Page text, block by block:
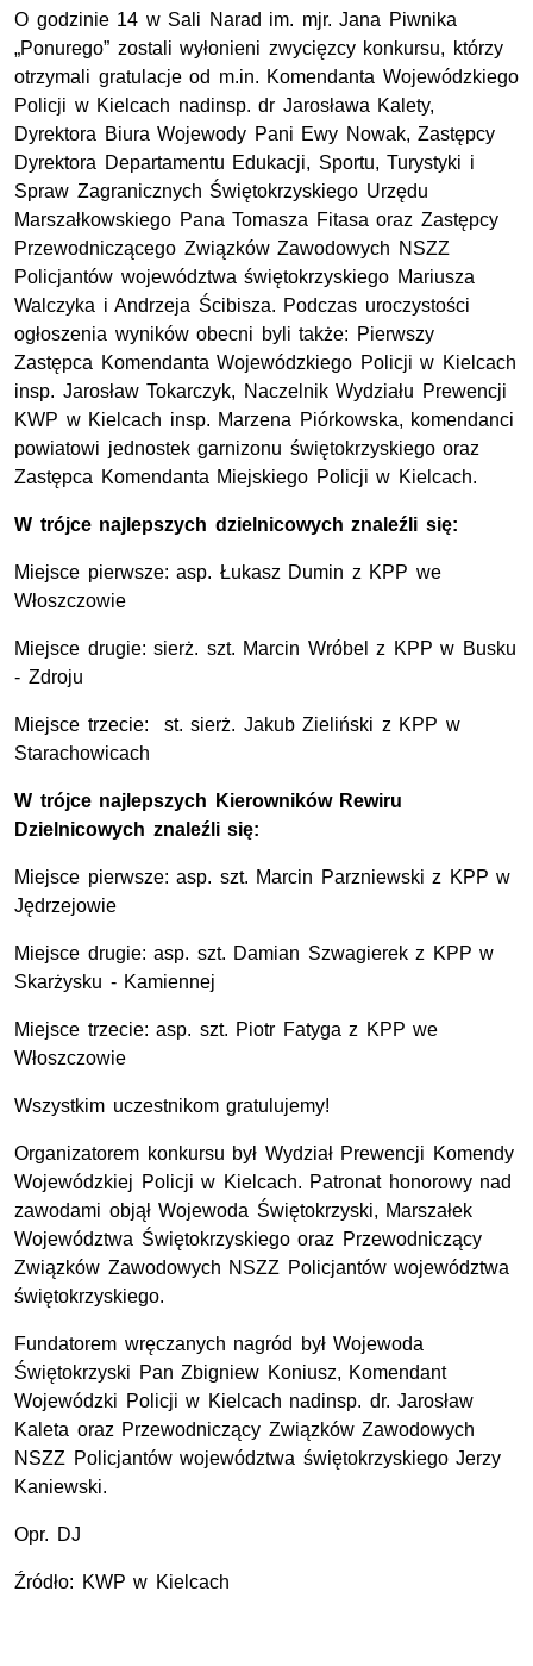
O godzinie 14 w Sali Narad im. mjr. Jana Piwnika
„Ponurego” zostali wyłonieni zwycięzcy konkursu, którzy
otrzymali gratulacje od m.in. Komendanta Wojewódzkiego
Policji w Kielcach nadinsp. dr Jarosława Kalety,
Dyrektora Biura Wojewody Pani Ewy Nowak, Zastępcy
Dyrektora Departamentu Edukacji, Sportu, Turystyki i
Spraw Zagranicznych Świętokrzyskiego Urzędu
Marszałkowskiego Pana Tomasza Fitasa oraz Zastępcy
Przewodniczącego Związków Zawodowych NSZZ
Policjantów województwa świętokrzyskiego Mariusza
Walczyka i Andrzeja Ścibisza. Podczas uroczystości
ogłoszenia wyników obecni byli także: Pierwszy
Zastępca Komendanta Wojewódzkiego Policji w Kielcach
insp. Jarosław Tokarczyk, Naczelnik Wydziału Prewencji
KWP w Kielcach insp. Marzena Piórkowska, komendanci
powiatowi jednostek garnizonu świętokrzyskiego oraz
Zastępca Komendanta Miejskiego Policji w Kielcach.
W trójce najlepszych dzielnicowych znaleźli się:
Miejsce pierwsze: asp. Łukasz Dumin z KPP we
Włoszczowie
Miejsce drugie: sierż. szt. Marcin Wróbel z KPP w Busku
- Zdroju
Miejsce trzecie: st. sierż. Jakub Zieliński z KPP w
Starachowicach
W trójce najlepszych Kierowników Rewiru
Dzielnicowych znaleźli się:
Miejsce pierwsze: asp. szt. Marcin Parzniewski z KPP w
Jędrzejowie
Miejsce drugie: asp. szt. Damian Szwagierek z KPP w
Skarżysku - Kamiennej
Miejsce trzecie: asp. szt. Piotr Fatyga z KPP we
Włoszczowie
Wszystkim uczestnikom gratulujemy!
Organizatorem konkursu był Wydział Prewencji Komendy
Wojewódzkiej Policji w Kielcach. Patronat honorowy nad
zawodami objął Wojewoda Świętokrzyski, Marszałek
Województwa Świętokrzyskiego oraz Przewodniczący
Związków Zawodowych NSZZ Policjantów województwa
świętokrzyskiego.
Fundatorem wręczanych nagród był Wojewoda
Świętokrzyski Pan Zbigniew Koniusz, Komendant
Wojewódzki Policji w Kielcach nadinsp. dr. Jarosław
Kaleta oraz Przewodniczący Związków Zawodowych
NSZZ Policjantów województwa świętokrzyskiego Jerzy
Kaniewski.
Opr. DJ
Źródło: KWP w Kielcach